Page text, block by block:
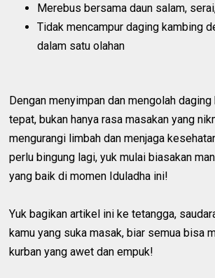
Merebus bersama daun salam,
Tidak mencampur daging kambing
dalam satu olahan
Dengan menyimpan dan mengolah
tepat, bukan hanya rasa masakan yang
mengurangi limbah dan menjaga
perlu bingung lagi, yuk mulai biasakan
yang baik di momen Iduladha ini!
Yuk bagikan artikel ini ke tetangga,
kamu yang suka masak, biar semua bisa
kurban yang awet dan empuk!